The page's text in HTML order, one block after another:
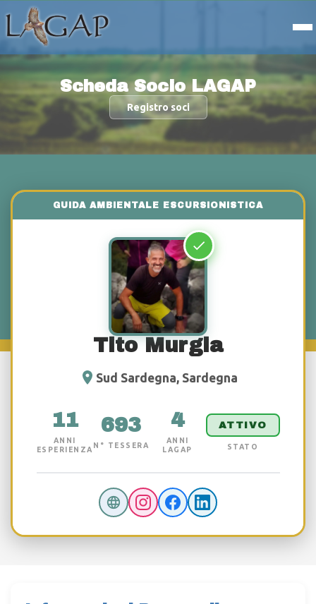
Scheda Socio LAGAP
Registro soci
Tito Murgia
Sud Sardegna, Sardegna
11
ANNI
ESPERIENZA
693
N° TESSERA
4
ANNI
LAGAP
ATTIVO
STATO